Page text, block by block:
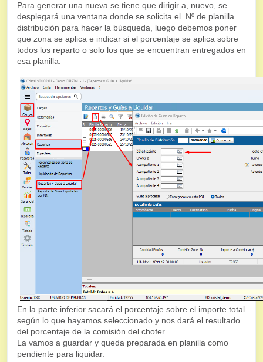
Para generar una nueva se tiene que dirigir a, nuevo, se
desplegará una ventana donde se solicita el Nº de planilla
distribución para hacer la búsqueda, luego debemos poner
que zona se aplica e indicar si el porcentaje se aplica sobre
todos los reparto o solo los que se encuentran entregados en
esa planilla.
En la parte inferior sacará el porcentaje sobre el importe total
según lo que hayamos seleccionado y nos dará el resultado
del porcentaje de la comisión del chofer.
La vamos a guardar y queda preparada en planilla como
pendiente para liquidar.